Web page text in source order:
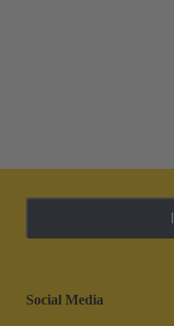
Social Media